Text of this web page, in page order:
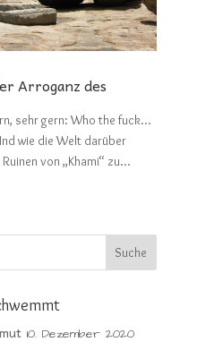
Arroganz des
sehr gern: Who the fuck…
die Welt darüber
von „Khami“ zu...
10. Dezember 2020